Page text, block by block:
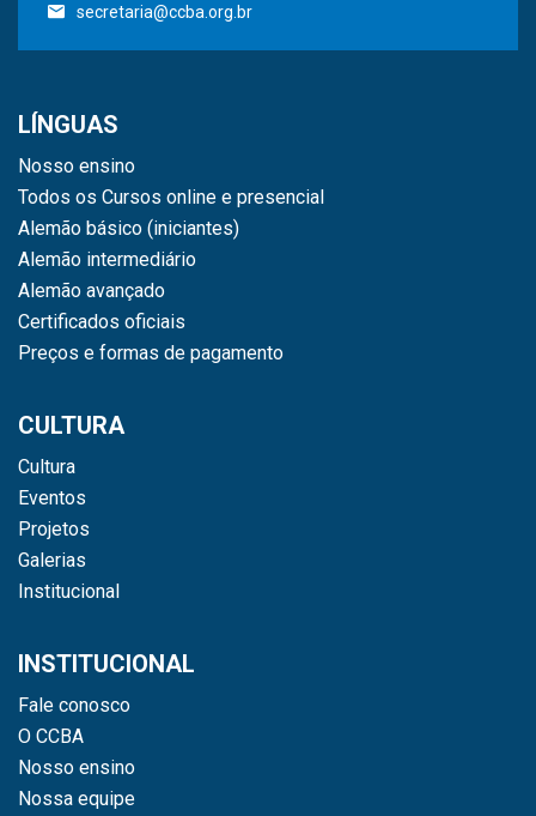
secretaria@ccba.org.br
LÍNGUAS
Nosso ensino
Todos os Cursos online e presencial
Alemão básico (iniciantes)
Alemão intermediário
Alemão avançado
Certificados oficiais
Preços e formas de pagamento
CULTURA
Cultura
Eventos
Projetos
Galerias
Institucional
INSTITUCIONAL
Fale conosco
O CCBA
Nosso ensino
Nossa equipe